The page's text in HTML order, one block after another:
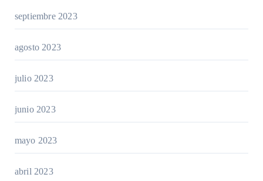
septiembre 2023
agosto 2023
julio 2023
junio 2023
mayo 2023
abril 2023